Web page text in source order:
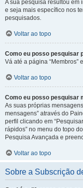
A sua pesquisa resultou em
e seja mais específico nos
pesquisados.
Voltar ao topo
Como eu posso pesquisar
Vá até a página “Membros”
Voltar ao topo
Como eu posso pesquisar
As suas próprias
mensagens” através do
perfil clicando em
rápidos” no menu do topo
Pesquisa Avançada e
Voltar ao topo
Sobre a Subscrição